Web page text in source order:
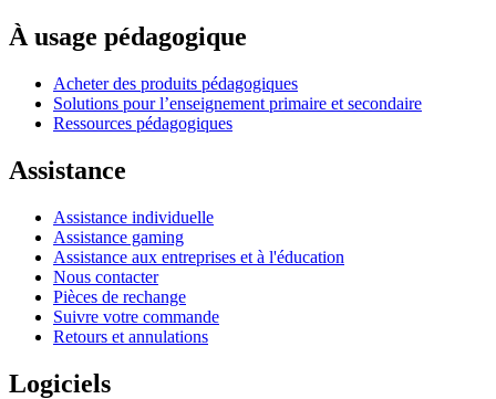
À usage pédagogique
Acheter des produits pédagogiques
Solutions pour l’enseignement primaire et secondaire
Ressources pédagogiques
Assistance
Assistance individuelle
Assistance gaming
Assistance aux entreprises et à l'éducation
Nous contacter
Pièces de rechange
Suivre votre commande
Retours et annulations
Logiciels